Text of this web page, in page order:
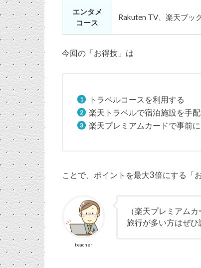
エンタメ
コース
Rakuten TV、楽天ブッ
今回の「お得技」は
トラベルコースを利用する
楽天トラベルで宿泊施設を手
楽天プレミアムカードで事前
ことで、ポイントを最大3倍にする「
teacher
（楽天プレミアム
旅行が多い方はぜひ